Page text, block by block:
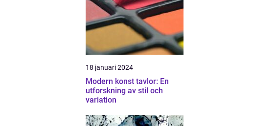
18 januari 2024
Modern konst tavlor: En
utforskning av stil och
variation